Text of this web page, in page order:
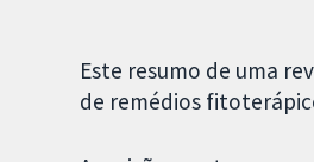
Este resumo de uma
de remédios